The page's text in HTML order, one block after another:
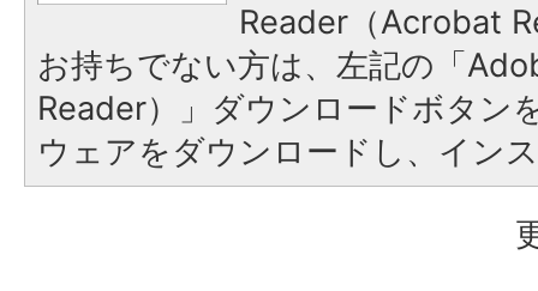
Reader（Acrobat
お持ちでない方は、左記の「
Reader）」ダウンロードボタン
ウェアをダウンロードし、イン